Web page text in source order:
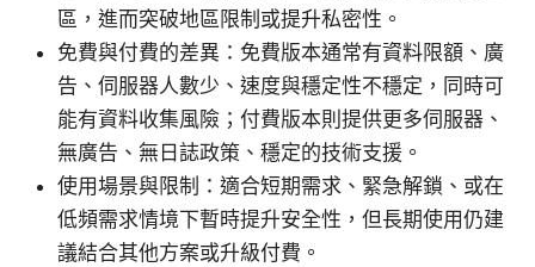
區，進而突破地區限制或提升私密性。
免費與付費的差異：免費版本通常有資料限額、廣
告、伺服器人數少、速度與穩定性不穩定，同時可
能有資料收集風險；付費版本則提供更多伺服器、
無廣告、無日誌政策、穩定的技術支援。
使用場景與限制：適合短期需求、緊急解鎖、或在
低頻需求情境下暫時提升安全性，但長期使用仍建
議結合其他方案或升級付費。